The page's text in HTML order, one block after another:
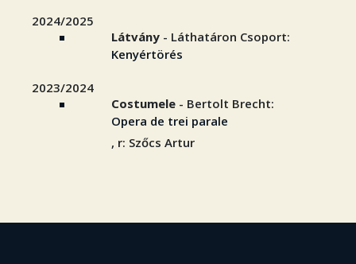
2024/2025
Látvány - Láthatáron Csoport:
Kenyértörés
2023/2024
Costumele - Bertolt Brecht:
Opera de trei parale
, r: Szőcs Artur